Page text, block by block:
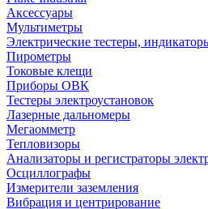
Аксессуары
Мультиметры
Электрические тестеры,
Пирометры
Токовые клещи
Приборы ОВК
Тестеры электроустановок
Лазерные дальномеры
Мегаомметр
Тепловизоры
Анализаторы и регистраторы
Осциллографы
Измерители заземления
Вибрация и центрирование